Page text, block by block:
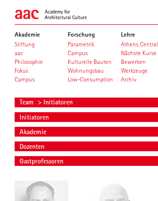
Akademie
Stiftung
aac
Philosophie
Fokus
Campus
Forschung
Parametrik
Campus
Kulturelle Bauten
Wohnungsbau
Low-Consumption
Lehre
Athens Central
Nächste Kurse
Bewerben
Werkzeuge
Archiv
Team > Initiatoren
Initiatoren
Akademie
Dozenten
Gastprofessoren